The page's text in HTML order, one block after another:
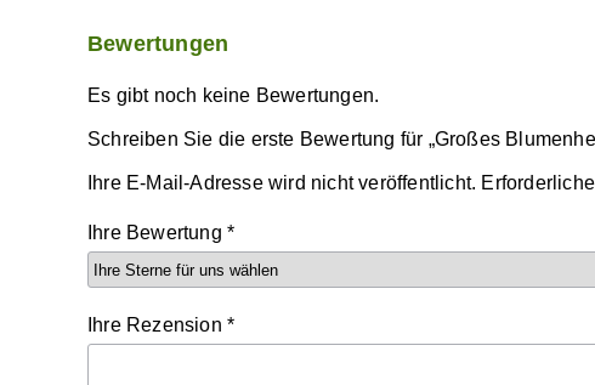
Bewertungen
Es gibt noch keine Bewertungen.
Schreiben Sie die erste Bewertung für „Großes
Ihre E-Mail-Adresse wird nicht veröffentlicht.
Ihre Bewertung *
Ihre Rezension *